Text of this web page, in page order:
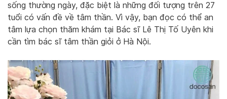
sống thường ngày, đặc biệt là những đối tượng trên 27
tuổi có vấn đề về tâm thần. Vì vậy, bạn đọc có thể an
tâm lựa chọn thăm khám tại Bác sĩ Lê Thị Tố Uyên khi
cần tìm bác sĩ tâm thần giỏi ở Hà Nội.